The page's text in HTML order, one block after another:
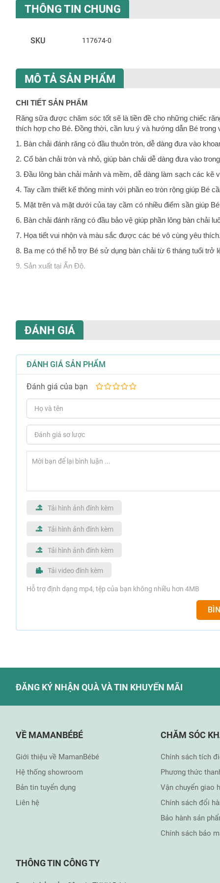
đến
phần
ảnh
THÔNG TIN CHUNG
T
n
g
t
n
c
h
n
g
SKU 117674-0
MÔ TẢ SẢN PHẨM
CHI TIẾT SẢN PHẨM
Răng sữa được chăm sóc tốt sẽ là tiền đề cho những chiếc
thích hợp cho Bé. Đồng thời, cần lưu ý và hướng dẫn Bé trong
1. Bàn chải đánh răng có đầu thuôn tròn, dễ dàng đưa vào
2. Cổ bàn chải tròn và nhỏ, giúp bàn chải dễ dàng đưa vào
3. Đầu lông bàn chải mảnh và mềm, dễ dàng làm sạch các kẽ
4. Tay cầm thiết kế thông minh với phần eo tròn rộng giúp Bé
5. Mặt trên và mặt dưới của tay cầm có nhiều điểm sần giúp
6. Bàn chải đánh răng có đầu bảo vệ giúp phần lông bàn chải
7. Họa tiết vui nhộn và màu sắc được các bé vô cùng yêu thích.
8. Ba mẹ có thể hỗ trợ Bé sử dụng bàn chải từ 6 tháng tuổi trở
9. Sản xuất tại Ấn Độ.
ĐÁNH GIÁ
ĐÁNH GIÁ SẢN PHẨM
Đánh giá của bạn
1
2
3
4
5
Tải hình ảnh đính kèm
Tải hình ảnh đính kèm
Tải hình ảnh đính kèm
Tải video đính kèm
Hỗ trợ định dạng mp4, tệp của bạn không nhiều hơn 4MB
ĐĂNG KÝ NHẬN QUÀ VÀ TIN KHUYẾN MÃI
VỀ MAMANBÉBÉ
Giới thiệu về MamanBébé
Hệ thống showroom
Bản tin tuyển dụng
Liên hệ
CHĂM SÓC
Chính sách tích
Phương thức
Vận chuyển giao
Chính sách đổi
Bảo hành sản
Chính sách bảo
THÔNG TIN CÔNG TY